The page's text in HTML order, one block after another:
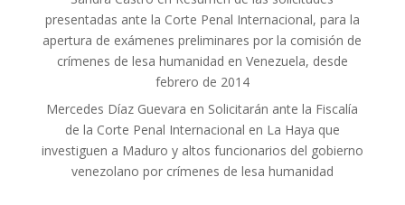
presentadas ante la Corte Penal Internacional, para la
apertura de exámenes preliminares por la comisión de
crímenes de lesa humanidad en Venezuela, desde
febrero de 2014
Mercedes Díaz Guevara en Solicitarán ante la Fiscalía
de la Corte Penal Internacional en La Haya que
investiguen a Maduro y altos funcionarios del gobierno
venezolano por crímenes de lesa humanidad